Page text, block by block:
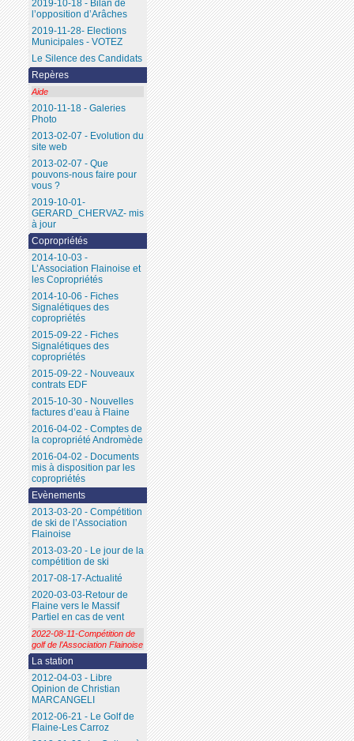
2019-10-18 - Bilan de
l’opposition d’Arâches
2019-11-28- Elections
Municipales - VOTEZ
Le Silence des Candidats
Repères
Aide
2010-11-18 - Galeries
Photo
2013-02-07 - Evolution du
site web
2013-02-07 - Que
pouvons-nous faire pour
vous ?
2019-10-01-
GERARD_CHERVAZ- mis
à jour
Copropriétés
2014-10-03 -
L’Association Flainoise et
les Copropriétés
2014-10-06 - Fiches
Signalétiques des
copropriétés
2015-09-22 - Fiches
Signalétiques des
copropriétés
2015-09-22 - Nouveaux
contrats EDF
2015-10-30 - Nouvelles
factures d’eau à Flaine
2016-04-02 - Comptes de
la copropriété Andromède
2016-04-02 - Documents
mis à disposition par les
copropriétés
Evènements
2013-03-20 - Compétition
de ski de l’Association
Flainoise
2013-03-20 - Le jour de la
compétition de ski
2017-08-17-Actualité
2020-03-03-Retour de
Flaine vers le Massif
Partiel en cas de vent
2022-08-11-Compétition de
golf de l’Association Flainoise
La station
2012-04-03 - Libre
Opinion de Christian
MARCANGELI
2012-06-21 - Le Golf de
Flaine-Les Carroz